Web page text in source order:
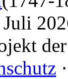
Juli
der
·